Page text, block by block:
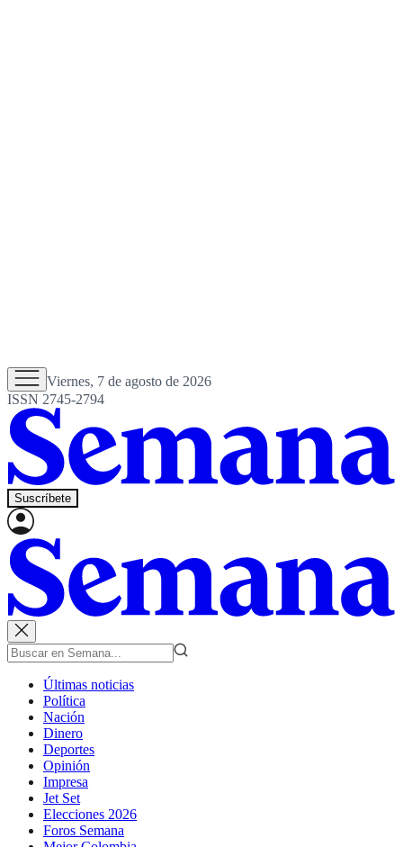
Viernes, 7 de agosto de 2026
ISSN 2745-2794
Suscríbete
Últimas noticias
Política
Nación
Dinero
Deportes
Opinión
Impresa
Jet Set
Elecciones 2026
Foros Semana